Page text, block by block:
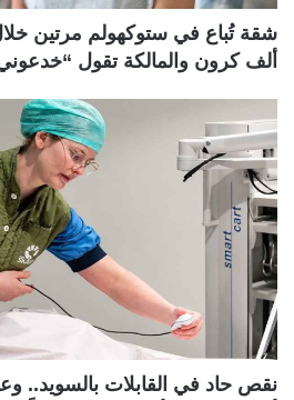
ألف كرون والمالكة تقول
نقص حاد في القابلات بالسويد..